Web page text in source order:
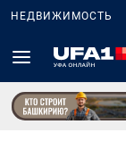
НЕДВИЖИМОСТЬ